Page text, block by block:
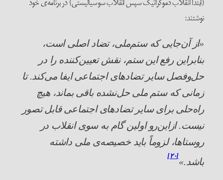
نوشتند:
«از آن‌جایی که ستم‌ملی، تضاد اصلی است،
بنابراین رفع این ستم، نقش تعیین‌کننده را در
حل‌وفصل سایر تضادهای اجتماعی ایفا می‌کند. تا
زمانی که ستم ملی حل‌نشده باقی بماند، هیچ
راه‌حلی برای سایر تضادهای اجتماعی قابل تصور
نیست. ازاین‌رو اولین گام به سوی انقلاب در
روستاها، لزوماً باید خصیصه‌ی ملی داشته
باشد.»
[۲۰]